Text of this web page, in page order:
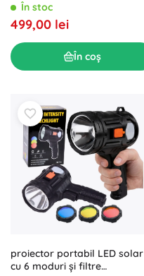
În stoc
499,00 lei
În coș
proiector portabil LED solar
cu 6 moduri și filtre